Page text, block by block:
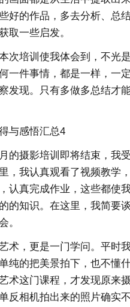
好的作品，多去分析、总
取一些启发。
次培训使我体会到，不光
一件事情，都是一样，一
发现。只有多做多总结才
与感悟汇总4
的摄影培训即将结束，我受
，我认真观看了视频教学
认真完成作业，这些都使
的知识。在这里，我简要
。
术，更是一门学问。平时
纯的把美景拍下，也不懂
术这门课程，才发现原来
反相机拍出来的照片确实